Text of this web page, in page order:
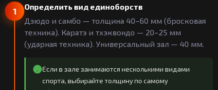
1
Определить вид единоборств
Дзюдо и самбо — толщина 40–60 мм (бросковая
техника). Каратэ и тхэквондо — 20–25 мм
(ударная техника). Универсальный зал — 40 мм.
Если в зале занимаются несколькими видами
спорта, выбирайте толщину по самому